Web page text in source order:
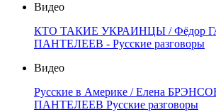
Видео
КТО ТАКИЕ УКРАИНЦЫ / Фёдор
ПАНТЕЛЕЕВ - Русские разговоры
Видео
Русские в Америке / Елена
ПАНТЕЛЕЕВ Русские разговоры